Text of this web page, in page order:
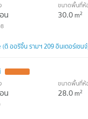
น
ขนาดพื้นที่ห้
30.0m2
ดิ ออริจิ้น รามฯ 209 อินเตอร์เชน
น
ขนาดพื้นที่ห้
28.0m2